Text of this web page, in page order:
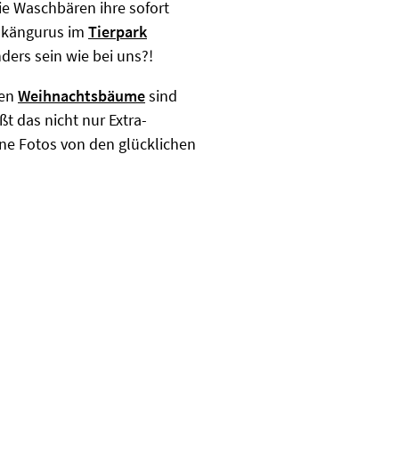
Waschbären ihre sofort
im Tierpark
sein wie bei uns?!
Weihnachtsbäumesind
das nicht nur Extra-
Fotos von den glücklichen